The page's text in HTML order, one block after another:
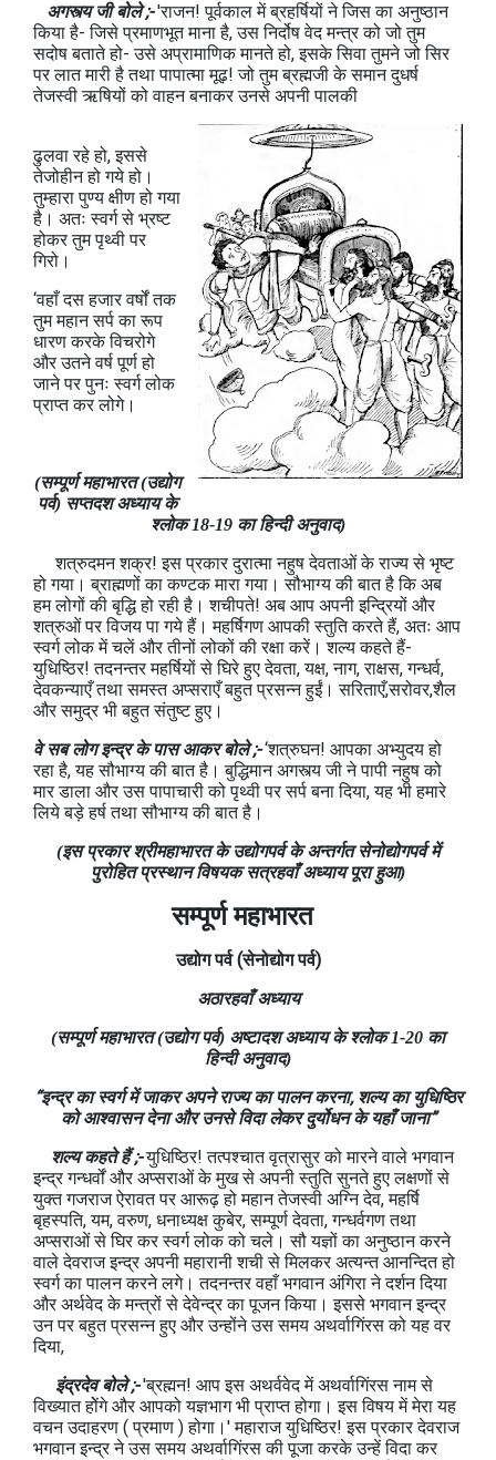
अगस्त्य जी बोले ;-'राजन! पूर्वकाल में ब्रहर्षियों ने जिस का अनुष्ठान
किया है- जिसे प्रमाणभूत माना है, उस निर्दोष वेद मन्त्र को जो तुम
सदोष बताते हो- उसे अप्रामाणिक मानते हो, इसके सिवा तुमने जो सिर
पर लात मारी है तथा पापात्मा मूढ़! जो तुम ब्रह्मजी के समान दुधर्ष
तेजस्वी ऋषियों को वाहन बनाकर उनसे अपनी पालकी
ढुलवा रहे हो, इससे
तेजोहीन हो गये हो।
तुम्हारा पुण्य क्षीण हो गया
है। अतः स्वर्ग से भ्रष्ट
होकर तुम पृथ्वी पर
गिरो।
‘वहाँ दस हजार वर्षों तक
तुम महान सर्प का रूप
धारण करके विचरोगे
और उतने वर्ष पूर्ण हो
जाने पर पुनः स्वर्ग लोक
प्राप्त कर लोगे।
(सम्पूर्ण महाभारत (उद्योग
पर्व) सप्तदश अध्याय के
श्लोक 18-19 का हिन्दी अनुवाद)
शत्रुदमन शक्र! इस प्रकार दुरात्मा नहुष देवताओं के राज्य से भृष्ट
हो गया। ब्राह्मणों का कण्टक मारा गया। सौभाग्य की बात है कि अब
हम लोगों की बृद्धि हो रही है। शचीपते! अब आप अपनी इन्द्रियों और
शत्रुओं पर विजय पा गये हैं। महर्षिगण आपकी स्तुति करते हैं, अतः आप
स्वर्ग लोक में चलें और तीनों लोकों की रक्षा करें। शल्य कहते हैं-
युधिष्ठिर! तदनन्तर महर्षियों से घिरे हुए देवता, यक्ष, नाग, राक्षस, गन्धर्व,
देवकन्याएँ तथा समस्त अप्सराएँ बहुत प्रसन्न हुईं। सरिताएँ,सरोवर,शैल
और समुद्र भी बहुत संतुष्ट हुए।
वे सब लोग इन्द्र के पास आकर बोले ;-‘शत्रुघन! आपका अभ्युदय हो
रहा है, यह सौभाग्य की बात है। बुद्धिमान अगस्त्य जी ने पापी नहुष को
मार डाला और उस पापाचारी को पृथ्वी पर सर्प बना दिया, यह भी हमारे
लिये बड़े हर्ष तथा सौभाग्य की बात है।
(इस प्रकार श्रीमहाभारत के उद्योगपर्व के अन्तर्गत सेनोद्योगपर्व में
पुरोहित प्रस्थान विषयक सत्रहवाँ अध्याय पूरा हुआ)
सम्पूर्ण महाभारत
उद्योगपर्व(सेनोद्योग पर्व)
अठारहवाँ अध्याय
(सम्पूर्ण महाभारत (उद्योग पर्व) अष्टादश अध्याय के श्लोक 1-20 का
हिन्दी अनुवाद)
“इन्द्र का स्वर्ग में जाकर अपने राज्य का पालन करना, शल्य का युधिष्ठिर
को आश्वासन देना और उनसे विदा लेकर दुर्योधन के यहाँ जाना”
शल्य कहते हैं ;-युधिष्ठिर! तत्पश्चात वृत्रासुर को मारने वाले भगवान
इन्द्र गन्धर्वों और अप्सराओं के मुख से अपनी स्तुति सुनते हुए लक्षणों से
युक्त गजराज ऐरावत पर आरूढ़ हो महान तेजस्वी अग्नि देव, महर्षि
बृहस्पति, यम, वरुण, धनाध्यक्ष कुबेर, सम्पूर्ण देवता, गन्धर्वगण तथा
अप्सराओं से घिर कर स्वर्ग लोक को चले। सौ यज्ञों का अनुष्ठान करने
वाले देवराज इन्द्र अपनी महारानी शची से मिलकर अत्यन्त आनन्दित हो
स्वर्ग का पालन करने लगे। तदनन्तर वहाँ भगवान अंगिरा ने दर्शन दिया
और अर्थवेद के मन्त्रों से देवेन्द्र का पूजन किया। इससे भगवान इन्द्र
उन पर बहुत प्रसन्न हुए और उन्होंने उस समय अथर्वागिंरस को यह वर
दिया,
इंद्रदेव बोले ;-'ब्रह्मन! आप इस अथर्ववेद में अथर्वागिंरस नाम से
विख्यात होेंगे और आपको यज्ञभाग भी प्राप्त होगा। इस विषय में मेरा यह
वचन उदाहरण ( प्रमाण ) होगा।' महाराज युधिष्ठिर! इस प्रकार देवराज
भगवान इन्द्र ने उस समय अथर्वागिंरस की पूजा करके उन्हें विदा कर